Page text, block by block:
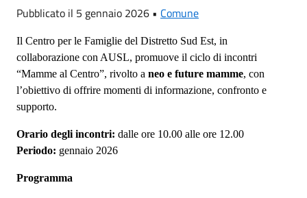
Pubblicato il 5 gennaio 2026 • Comune
Il Centro per le Famiglie del Distretto Sud Est, in
collaborazione con AUSL, promuove il ciclo di incontri
“Mamme al Centro”, rivolto a neo e future mamme, con
l’obiettivo di offrire momenti di informazione, confronto e
supporto.
Orario degli incontri: dalle ore 10.00 alle ore 12.00
Periodo: gennaio 2026
Programma